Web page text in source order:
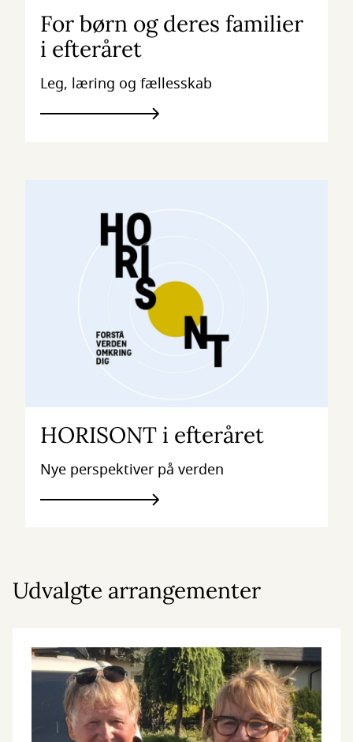
For børn og deres familier
i efteråret
Leg, læring og fællesskab
HORISONT i efteråret
Nye perspektiver på verden
Udvalgte arrangementer